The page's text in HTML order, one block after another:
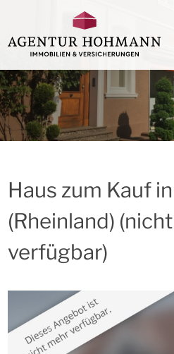
Haus zum Kauf
(Rheinland)
verfügbar)